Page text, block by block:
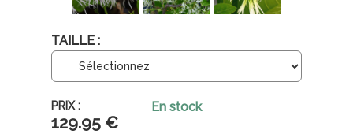
TAILLE :
129.95 €
En stock